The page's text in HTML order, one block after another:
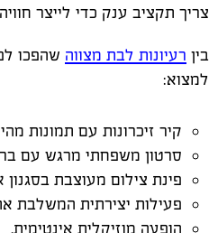
צריך תקציב ענק כדי לייצר
בין רעיונות לבת מצווה שהפכו
למצוא:
קיר זיכרונות עם תמונות
סרטון משפחתי מרגש עם
פינת צילום מעוצבת בסגנון
פעילות יצירתית המשלבת
הופעה מוזיקלית אינטימית.